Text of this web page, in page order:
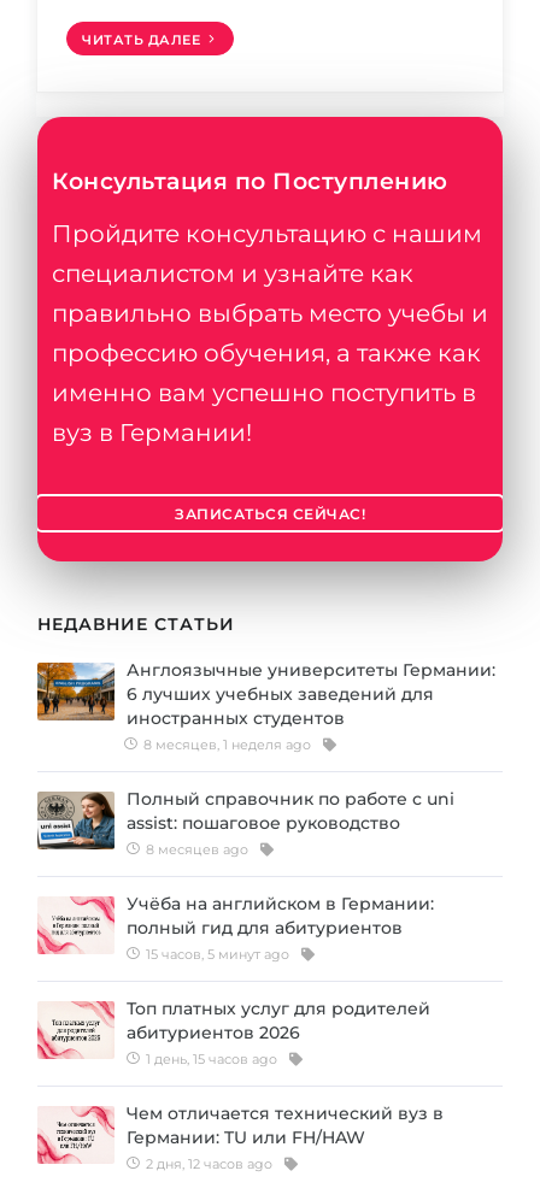
ЧИТАТЬ ДАЛЕЕ
Консультация по Поступлению
Пройдите консультацию с нашим
специалистом и узнайте как
правильно выбрать место учебы и
профессию обучения, а также как
именно вам успешно поступить в
вуз в Германии!
ЗАПИСАТЬСЯ СЕЙЧАС!
НЕДАВНИЕ СТАТЬИ
Англоязычные университеты Германии:
6 лучших учебных заведений для
иностранных студентов
8 месяцев, 1 неделя ago
Полный справочник по работе с uni
assist: пошаговое руководство
8 месяцев ago
Учёба на английском в Германии:
полный гид для абитуриентов
15 часов, 5 минут ago
Топ платных услуг для родителей
абитуриентов 2026
1 день, 15 часов ago
Чем отличается технический вуз в
Германии: TU или FH/HAW
2 дня, 12 часов ago